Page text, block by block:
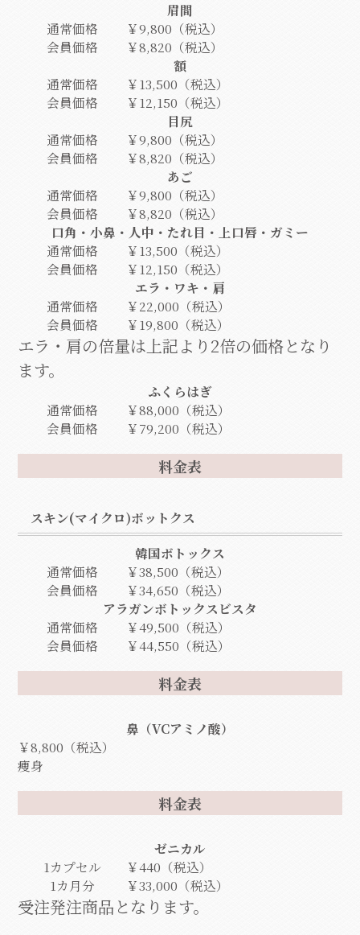
眉間
通常価格
￥9,800（税込）
会員価格
￥8,820（税込）
額
通常価格
￥13,500（税込）
会員価格
￥12,150（税込）
目尻
通常価格
￥9,800（税込）
会員価格
￥8,820（税込）
あご
通常価格
￥9,800（税込）
会員価格
￥8,820（税込）
口角・小鼻・人中・たれ目・上口唇・ガミー
通常価格
￥13,500（税込）
会員価格
￥12,150（税込）
エラ・ワキ・肩
通常価格
￥22,000（税込）
会員価格
￥19,800（税込）
エラ・肩の倍量は上記より2倍の価格となり
ます。
ふくらはぎ
通常価格
￥88,000（税込）
会員価格
￥79,200（税込）
料金表
スキン(マイクロ)ボットクス
韓国ボトックス
通常価格
￥38,500（税込）
会員価格
￥34,650（税込）
アラガンボトックスビスタ
通常価格
￥49,500（税込）
会員価格
￥44,550（税込）
料金表
鼻（VCアミノ酸）
￥8,800（税込）
痩身
料金表
ゼニカル
1カプセル
￥440（税込）
1カ月分
￥33,000（税込）
受注発注商品となります。